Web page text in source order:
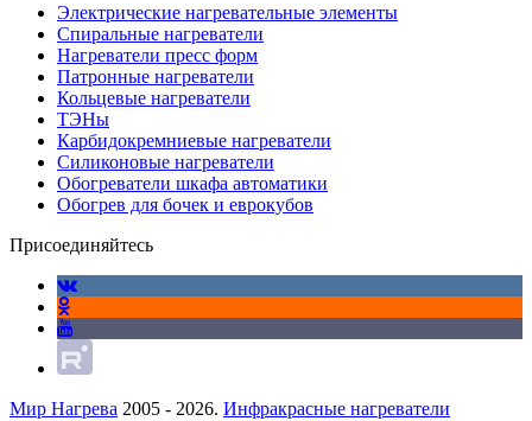
Электрические нагревательные элементы
Спиральные нагреватели
Нагреватели пресс форм
Патронные нагреватели
Кольцевые нагреватели
ТЭНы
Карбидокремниевые нагреватели
Силиконовые нагреватели
Обогреватели шкафа автоматики
Обогрев для бочек и еврокубов
Присоединяйтесь
Мир Нагрева 2005 - 2026. Инфракрасные нагреватели